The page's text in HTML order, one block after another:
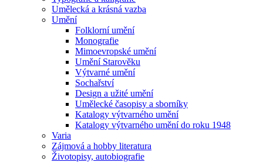
Umělecká a krásná vazba
Umění
Folklorní umění
Monografie
Mimoevropské umění
Umění Starověku
Výtvarné umění
Sochařství
Design a užité umění
Umělecké časopisy a sborníky
Katalogy výtvarného umění
Katalogy výtvarného umění do roku 1948
Varia
Zájmová a hobby literatura
Životopisy, autobiografie